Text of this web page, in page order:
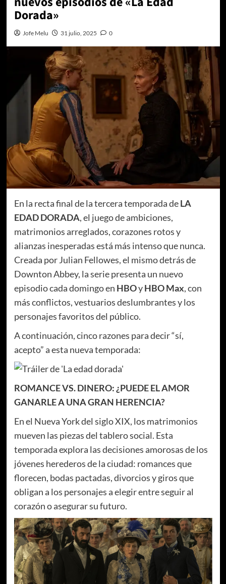
Dorada»
Jofe Melu 31 julio, 2025 0
En la recta final de la tercera temporada deLA
EDAD DORADA, el juego de ambiciones,
matrimonios arreglados, corazones rotos y
alianzas inesperadas está más intenso que nunca.
Creada por Julian Fellowes, el mismo detrás de
Downton Abbey, la serie presenta un nuevo
episodio cada domingo en HBOyHBO Max, con
más conflictos, vestuarios deslumbrantes y los
personajes favoritos del público.
A continuación, cinco razones para decir “sí,
acepto” a esta nueva temporada:
ROMANCE VS. DINERO: ¿PUEDE EL AMOR
GANARLE A UNA GRAN HERENCIA?
En el Nueva York del siglo XIX, los matrimonios
mueven las piezas del tablero social. Esta
temporada explora las decisiones amorosas de los
jóvenes herederos de la ciudad: romances que
florecen, bodas pactadas, divorcios y giros que
obligan a los personajes a elegir entre seguir al
corazón o asegurar su futuro.